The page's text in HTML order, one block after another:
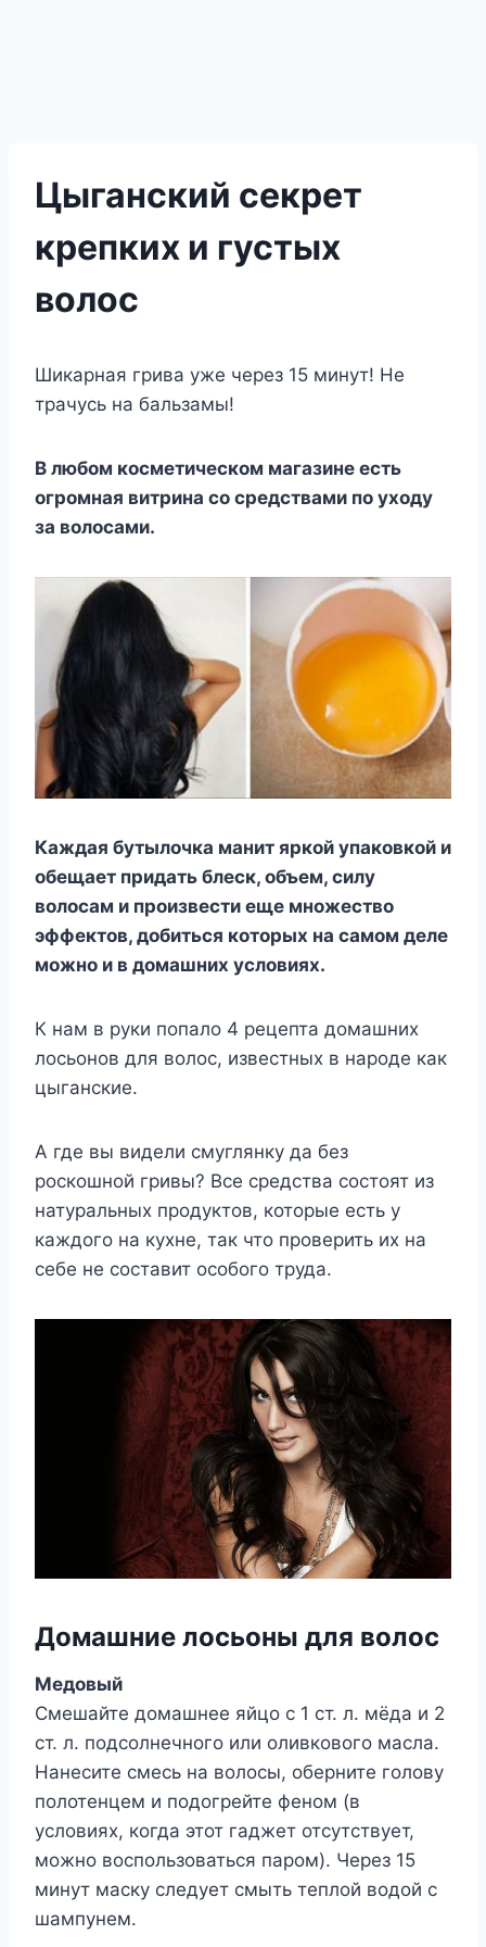
Цыганский секрет
крепких и густых
волос
Шикарная грива уже через 15 минут! Не
трачусь на бальзамы!
В любом косметическом магазине есть
огромная витрина со средствами по уходу
за волосами.
Каждая бутылочка манит яркой упаковкой и
обещает придать блеск, объем, силу
волосам и произвести еще множество
эффектов, добиться которых на самом деле
можно и в домашних условиях.
К нам в руки попало 4 рецепта домашних
лосьонов для волос, известных в народе как
цыганские.
А где вы видели смуглянку да без
роскошной гривы? Все средства состоят из
натуральных продуктов, которые есть у
каждого на кухне, так что проверить их на
себе не составит особого труда.
Домашние лосьоны для волос
Медовый
Смешайте домашнее яйцо с 1 ст. л. мёда и 2
ст. л. подсолнечного или оливкового масла.
Нанесите смесь на волосы, оберните голову
полотенцем и подогрейте феном (в
условиях, когда этот гаджет отсутствует,
можно воспользоваться паром). Через 15
минут маску следует смыть теплой водой с
шампунем.